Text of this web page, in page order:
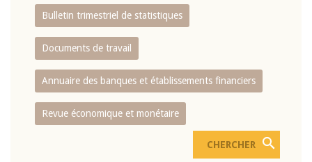
Bulletin trimestriel de statistiques
Documents de travail
Annuaire des banques et établissements financiers
Revue économique et monétaire